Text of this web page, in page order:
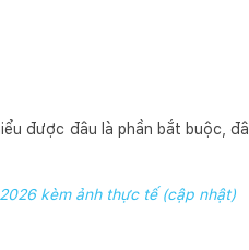
được đâu là phần bắt buộc,
kèm ảnh thực tế (cập nhật)